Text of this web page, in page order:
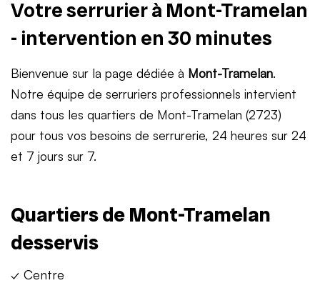
Votre serrurier à Mont-Tramelan
- intervention en 30 minutes
Bienvenue sur la page dédiée à Mont-Tramelan.
Notre équipe de serruriers professionnels intervient
dans tous les quartiers de Mont-Tramelan (2723)
pour tous vos besoins de serrurerie, 24 heures sur 24
et 7 jours sur 7.
Quartiers de Mont-Tramelan
desservis
✓ Centre